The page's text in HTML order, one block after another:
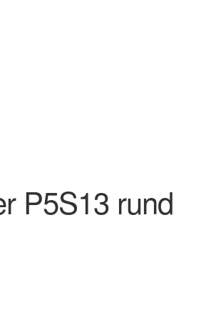
P5S13 rund